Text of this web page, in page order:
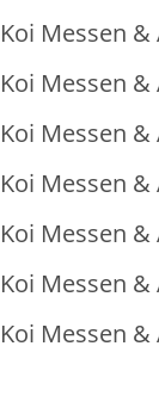
Koi Messen
Koi Messen
Koi Messen
Koi Messen
Koi Messen
Koi Messen
Koi Messen